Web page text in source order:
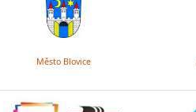
Město Blovice